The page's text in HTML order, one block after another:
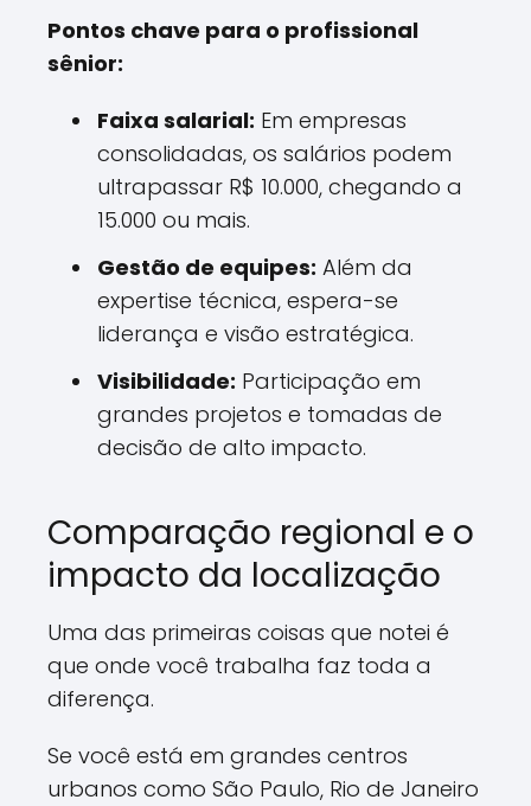
Pontos chave para o profissional
sênior:
Faixa salarial: Em empresas
consolidadas, os salários podem
ultrapassar R$ 10.000, chegando a
15.000 ou mais.
Gestão de equipes: Além da
expertise técnica, espera-se
liderança e visão estratégica.
Visibilidade: Participação em
grandes projetos e tomadas de
decisão de alto impacto.
Comparação regional e o
impacto da localização
Uma das primeiras coisas que notei é
que onde você trabalha faz toda a
diferença.
Se você está em grandes centros
urbanos como São Paulo, Rio de Janeiro